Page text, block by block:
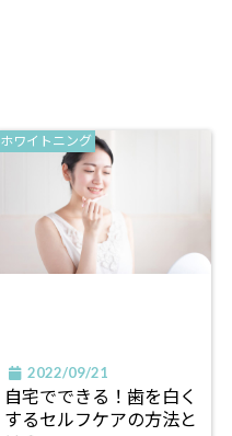
ホワイトニング
2022/09/21
自宅でできる！歯を白く
するセルフケアの方法と